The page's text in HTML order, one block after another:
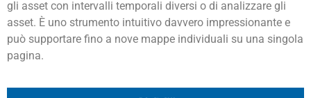
gli asset con intervalli temporali diversi o di analizzare gli
asset. È uno strumento intuitivo davvero impressionante e
può supportare fino a nove mappe individuali su una singola
pagina.